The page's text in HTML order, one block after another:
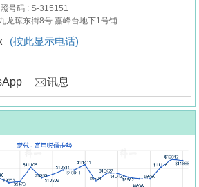
号码 : S-315151
龙琼东街8号 嘉峰台地下1号铺
(按此显示电话)
讯息